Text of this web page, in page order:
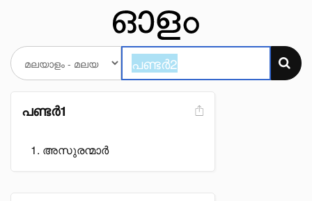
പണ്ടർ1
അസുരന്മാർ